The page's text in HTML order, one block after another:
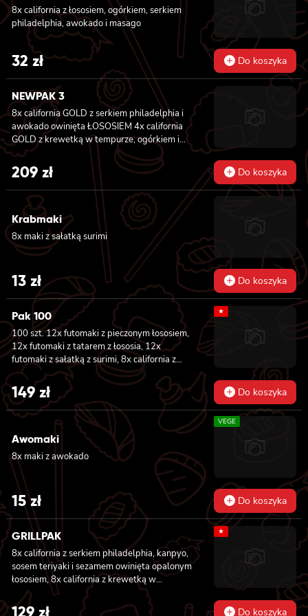
8x california z łososiem, ogórkiem, serkiem
philadelphia, awokado i masago
32 zł Do koszyka
NEWPAK 3
8x california GOLD z serkiem philadelphia i
awokado owinięta ŁOSOSIEM
GOLD z krewetką w tempurze, ogórkiem i
majonezem lekko pikantnym owinięta
WĘGORZEM 4x california GOLD z krewetką
w tempurze, ogórkiem i majonezem lekko
pikantnym owinięta TUŃCZYKIEM 4x
california GOLD z krewetką w tempurze,
ogórkiem i majonezem lekko pikantnym
owinięta KREWETKĄ 4x california GOLD z
krewetką w tempurze, ogórkiem i
majonezem lekko pikantnym owinięta
serkiem philadelphia i ogórkiem owinięta
ŁOSOSIEM 6x futomaki z TUŃCZYKIEM,
majonezem lekko pikantnym, awokado,
ogórkiem i sałatą 6x futomaki z KREWETKĄ
w tempurze, ogórkiem, sałatą i majonezem
lekko pikantnym 6x futomaki z ŁOSOSIEM,
awokado, ogórkiem, serkiem philadelphia i
sałatą 6x futomaki z pieczonym ŁOSOSIEM,
serkiem philadelphia, awokado, ogórkiem,
kanpyo i sałatą
209 zł Do koszyka
Krabmaki
8x maki z sałatką surimi
13 zł Do koszyka
Pak 100
100 szt. 12x futomaki z pieczonym łososiem,
12x futomaki z tatarem z łososia, 12x
futomaki z sałatką z surimi, 8x california z
tuńczykiem, 8x california z pieczonym
łososiem, 8x california z krewetką w
tempurze, 8x maki z ogórkiem, 8x maki z
oshinko, 8x maki z surimi, 8x maki z łososiem,
8x maki z kanpyo
★
149zł Do koszyka
Awomaki
8x maki z awokado
VEGE
15zł Do koszyka
GRILLPAK
8x california z serkiem philadelphia, kanpyo,
sosem teriyaki i sezamem owinięta opalonym
łososiem, 8x california z krewetką w
tempurze, majonezem lekko pikantnym,
ogórkiem, sezamem i masago, 6x futomaki z
★
129 zł Do koszyka